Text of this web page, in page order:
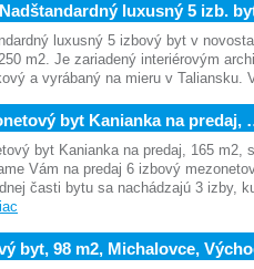
luxusný 5 izb.
luxusný 5 izbový byt v
m2. Je zariadený interiérovým
a vyrábaný na mieru v
byt Kanianka na predaj,
byt Kanianka na predaj, 165 m2,
Vám na predaj 6 izbový
časti bytu sa nachádzajú 3 izby,
byt, 98 m2, Michalovce,